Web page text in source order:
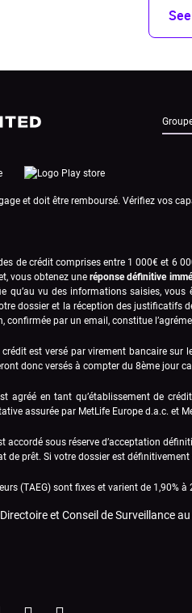
et doit être remboursé. Vérifiez vos
de crédit comprises entre 1 000€ et 6
vous obtenez une réponse définitive
qu’au vu des informations saisies,
dossier et la réception des justificatifs
confirmée par un email, constitue
est versé par virement bancaire sur
donc versés à compter du 8ème jour
agréé en tant qu’établissement de
assurée par MetLife Europe d.a.c. et
accordé sous réserve d’acceptation
de prêt. Si votre dossier est
(TAEG) sont fixes et varient de 1,90% à
et Conseil de Surveillance